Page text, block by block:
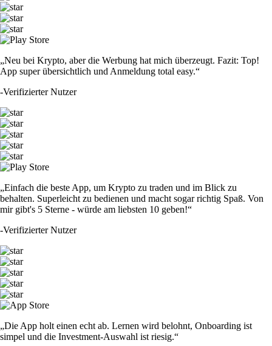
„Neu bei Krypto, aber die Werbung hat mich überzeugt. Fazit: Top!
App super übersichtlich und Anmeldung total easy.“
-Verifizierter Nutzer
„Einfach die beste App, um Krypto zu traden und im Blick zu
behalten. Superleicht zu bedienen und macht sogar richtig Spaß. Von
mir gibt's 5 Sterne - würde am liebsten 10 geben!“
-Verifizierter Nutzer
„Die App holt einen echt ab. Lernen wird belohnt, Onboarding ist
simpel und die Investment-Auswahl ist riesig.“